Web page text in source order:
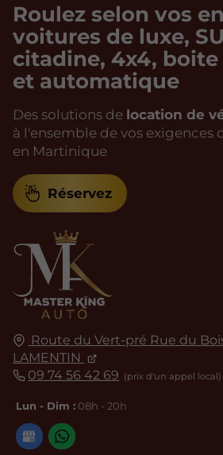
Route du Vert-pré Rue du
LAMENTIN
09 74 56 42 69
Lun - Dim : 08h - 20h
Roulez selon vos
voitures de luxe,
citadine, 4x4,
et automatique
Des solutions de location de
à l'ensemble de vos exigences
en Martinique
Réservez